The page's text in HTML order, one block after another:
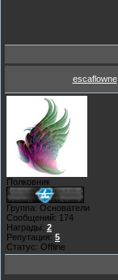
escaflowne
Полковник
Группа: Основатели
Сообщений: 174
Награды: 2
Репутация: 5
Статус: Offline